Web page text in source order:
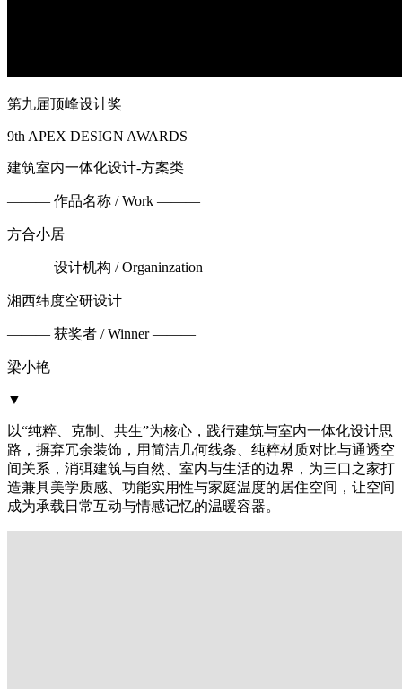
第九届顶峰设计奖
9th APEX DESIGN AWARDS
建筑室内一体化设计-方案类
——— 作品名称 / Work ———
方合小居
——— 设计机构 / Organinzation ———
湘西纬度空研设计
——— 获奖者 / Winner ———
梁小艳
▼
以“纯粹、克制、共生”为核心，践行建筑与室内一体化设计思
路，摒弃冗余装饰，用简洁几何线条、纯粹材质对比与通透空
间关系，消弭建筑与自然、室内与生活的边界，为三口之家打
造兼具美学质感、功能实用性与家庭温度的居住空间，让空间
成为承载日常互动与情感记忆的温暖容器。